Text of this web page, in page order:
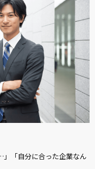
」「自分に合った企業なん